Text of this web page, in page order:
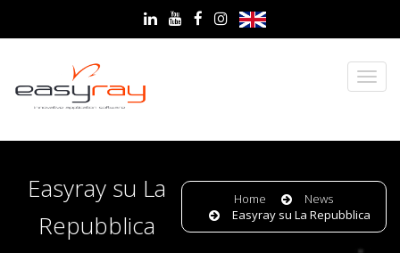
Easyray su La
Repubblica
Home
News
Easyray su La Repubblica